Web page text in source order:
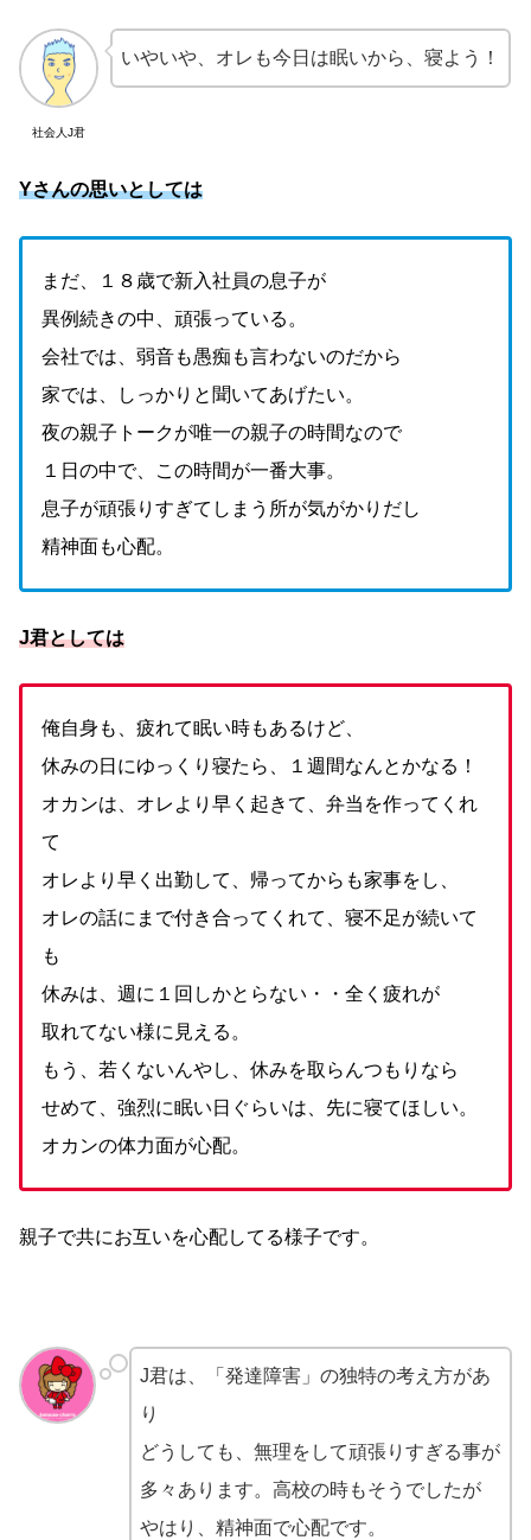
社会人J君
いやいや、オレも今日は眠いから、寝よう！
Yさんの思いとしては
まだ、１８歳で新入社員の息子が
異例続きの中、頑張っている。
会社では、弱音も愚痴も言わないのだから
家では、しっかりと聞いてあげたい。
夜の親子トークが唯一の親子の時間なので
１日の中で、この時間が一番大事。
息子が頑張りすぎてしまう所が気がかりだし
精神面も心配。
J君としては
俺自身も、疲れて眠い時もあるけど、
休みの日にゆっくり寝たら、１週間なんとかなる！
オカンは、オレより早く起きて、弁当を作ってくれ
て
オレより早く出勤して、帰ってからも家事をし、
オレの話にまで付き合ってくれて、寝不足が続いて
も
休みは、週に１回しかとらない・・全く疲れが
取れてない様に見える。
もう、若くないんやし、休みを取らんつもりなら
せめて、強烈に眠い日ぐらいは、先に寝てほしい。
オカンの体力面が心配。
親子で共にお互いを心配してる様子です。
J君は、「発達障害」の独特の考え方があ
り
どうしても、無理をして頑張りすぎる事が
多々あります。高校の時もそうでしたが
やはり、精神面で心配です。